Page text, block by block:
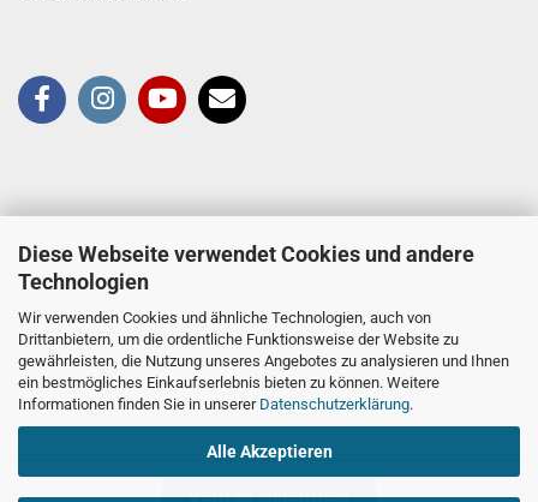
Diese Webseite verwendet Cookies und andere
Technologien
Wir verwenden Cookies und ähnliche Technologien, auch von
Drittanbietern, um die ordentliche Funktionsweise der Website zu
gewährleisten, die Nutzung unseres Angebotes zu analysieren und Ihnen
ein bestmögliches Einkaufserlebnis bieten zu können. Weitere
Informationen finden Sie in unserer Datenschutzerklärung.
Alle Akzeptieren